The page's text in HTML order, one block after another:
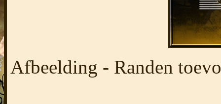
Afbeelding - Randen